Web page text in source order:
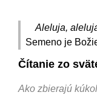
Aleluja,
Semeno je
Čítanie zo
Ako zbierajú